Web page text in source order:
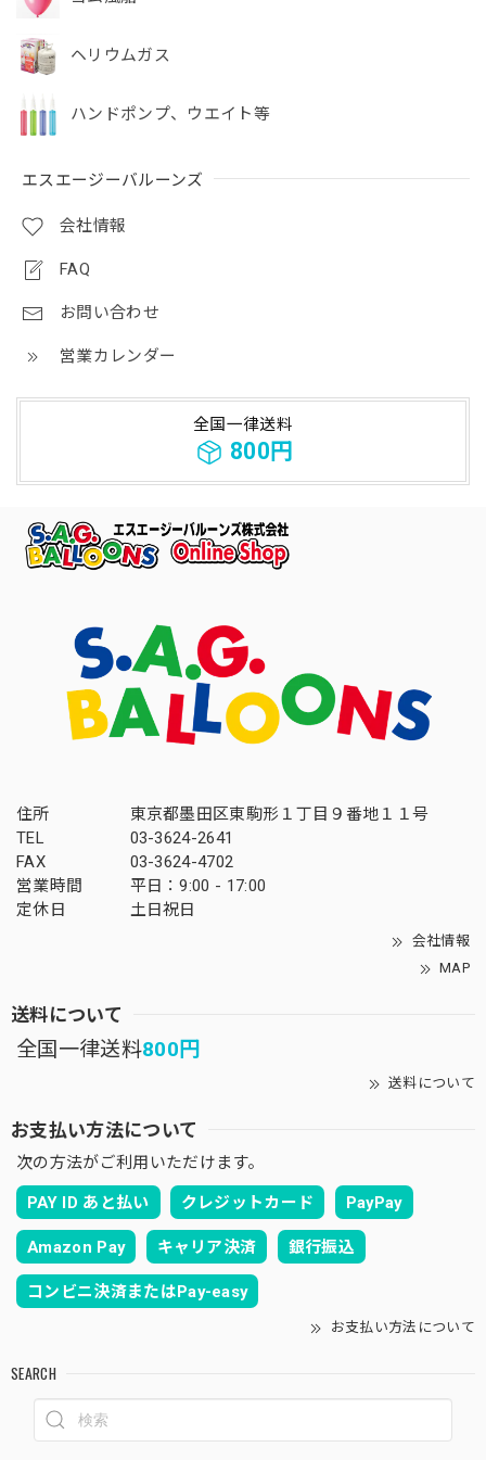
ヘリウムガス
ハンドポンプ、ウエイト等
エスエージーバルーンズ
会社情報
FAQ
お問い合わせ
営業カレンダー
全国一律送料
800円
住所
東京都墨田区東駒形１丁目９番地１１号
TEL
03-3624-2641
FAX
03-3624-4702
営業時間
平日：9:00 - 17:00
定休日
土日祝日
会社情報
MAP
送料について
全国一律送料800円
送料について
お支払い方法について
次の方法がご利用いただけます。
PAY ID あと払い クレジットカード PayPay
Amazon Pay キャリア決済 銀行振込
コンビニ決済またはPay-easy
お支払い方法について
SEARCH